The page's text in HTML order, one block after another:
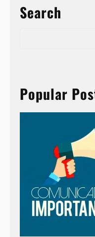
Search
h
Popular